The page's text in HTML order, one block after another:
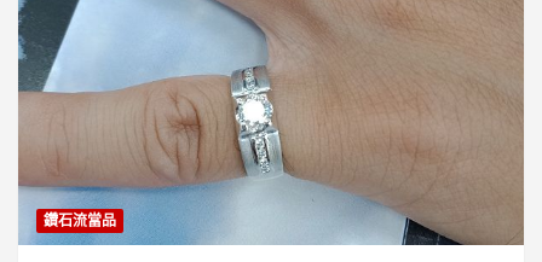
鑽石流當品